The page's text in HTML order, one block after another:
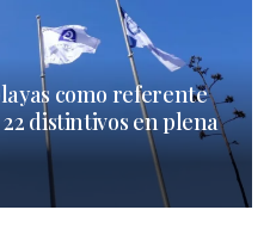
como referente
distintivos en plena